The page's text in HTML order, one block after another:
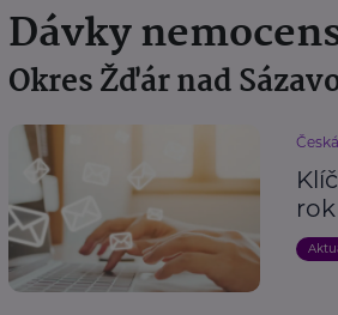
Dávky
Okres Žďár nad